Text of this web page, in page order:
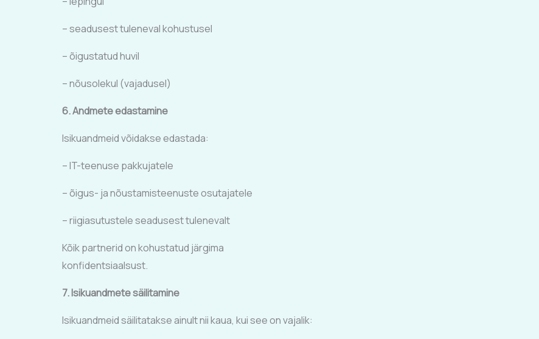
– seadusest tuleneval kohustusel
– õigustatud huvil
– nõusolekul (vajadusel)
6. Andmete edastamine
Isikuandmeid võidakse edastada:
– IT-teenuse pakkujatele
– õigus- ja nõustamisteenuste osutajatele
– riigiasutustele seadusest tulenevalt
Kõik partnerid on kohustatud järgima
konfidentsiaalsust.
7. Isikuandmete säilitamine
Isikuandmeid säilitatakse ainult nii kaua, kui see on vajalik: